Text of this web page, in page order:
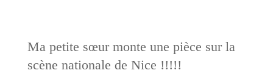
Ma petite sœur monte une pièce sur la
scène nationale de Nice !!!!!